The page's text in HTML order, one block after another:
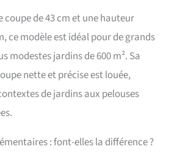
tondeuse De nombreux
accessoires sont fournis :
des lames de rechange
pour prolonger la durée
de vie de l'appareil et un
kit de mulching pour une
tonte respectueuse de
coupe de 43 cm et une hauteur
ce modèle est idéal pour de grands
modestes jardins de 600 m². Sa
nette et précise est louée,
de jardins aux pelouses
: font-elles la différence ?